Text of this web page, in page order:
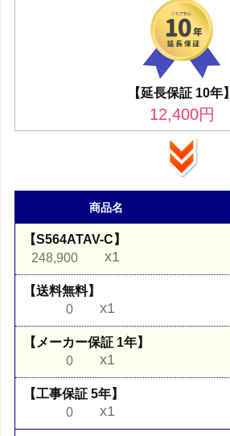
【延長保証 10年】
12,400円
商品名
【S564ATAV-C】
248,900
x1
【送料無料】
0
x1
【メーカー保証 1年】
0
x1
【工事保証 5年】
0
x1